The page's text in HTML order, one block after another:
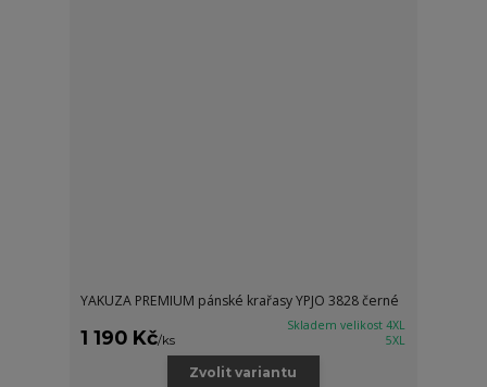
YAKUZA PREMIUM pánské krařasy YPJO 3828 černé
1 190 Kč/ks
Skladem velikost 4XL
5XL
Zvolit variantu